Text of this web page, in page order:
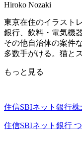
Hiroko Nozaki
東京在住のイラスト
銀行、飲料・電気機
その他自治体の案件な
多数手がける。猫と
もっと見る
住信SBIネット銀行株
住信SBIネット銀行